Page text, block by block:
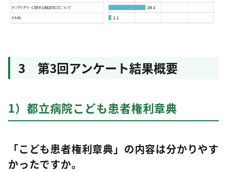
3 第3回アンケート結果概要
1）都立病院こども患者権利章典
「こども患者権利章典」の内容は分かりやす
かったですか。